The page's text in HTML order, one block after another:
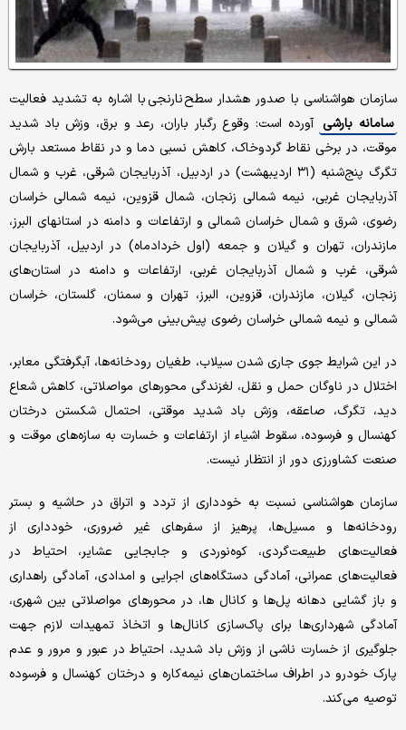
سازمان هواشناسی با صدور هشدار سطح نارنجی با اشاره به تشدید فعالیت
سامانه بارشی آورده است: وقوع رگبار باران، رعد و برق، وزش باد شدید
موقت، در برخی نقاط گردوخاک، کاهش نسبی دما و در نقاط مستعد بارش
تگرگ پنج‌شنبه (۳۱ اردیبهشت) در اردبیل، آذربایجان شرقی، غرب و شمال
آذربایجان غربی، نیمه شمالی زنجان، شمال قزوین، نیمه شمالی خراسان
رضوی، شرق و شمال خراسان شمالی و ارتفاعات و دامنه در استانهای البرز،
مازندران، تهران و گیلان و جمعه (اول خردادماه) در اردبیل، آذربایجان
شرقی، غرب و شمال آذربایجان غربی، ارتفاعات و دامنه در استان‌های
زنجان، گیلان، مازندران، قزوین، البرز، تهران و سمنان، گلستان، خراسان
شمالی و نیمه شمالی خراسان رضوی پیش‌بینی می‌شود.
در این شرایط جوی جاری شدن سیلاب، طغیان رودخانه‌ها، آبگرفتگی معابر،
اختلال در ناوگان حمل و نقل، لغزندگی محورهای مواصلاتی، کاهش شعاع
دید، تگرگ، صاعقه، وزش باد شدید موقتی، احتمال شکستن درختان
کهنسال و فرسوده، سقوط اشیاء از ارتفاعات و خسارت به سازه‌های موقت و
صنعت کشاورزی دور از انتظار نیست.
سازمان هواشناسی نسبت به خودداری از تردد و اتراق در حاشیه و بستر
رودخانه‌ها و مسیل‌ها، پرهیز از سفرهای غیر ضروری، خودداری از
فعالیت‌های طبیعت‌گردی، کوه‌نوردی و جابجایی عشایر، احتیاط در
فعالیت‌های عمرانی، آمادگی دستگاه‌های اجرایی و امدادی، آمادگی راهداری
و باز گشایی دهانه پل‌ها و کانال ها، در محورهای مواصلاتی بین شهری،
آمادگی شهرداری‌ها برای پاک‌سازی کانال‌ها و اتخاذ تمهیدات لازم جهت
جلوگیری از خسارت ناشی از وزش باد شدید، احتیاط در عبور و مرور و عدم
پارک خودرو در اطراف ساختمان‌های نیمه‌کاره و درختان کهنسال و فرسوده
توصیه می‌کند.